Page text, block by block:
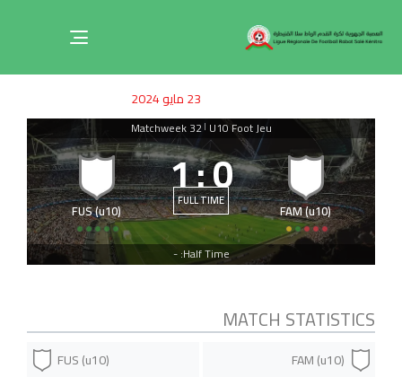
Toggle
IN:on:
23 مايو 2024
U10 Foot Jeu
|
Matchweek 32
FAM (u10)
0
:
1FULL TIME
FUS (u10)
Half Time: -
MATCH STATISTICS
FAM (u10)
FUS (u10)